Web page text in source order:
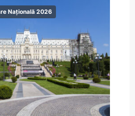
Națională 2026